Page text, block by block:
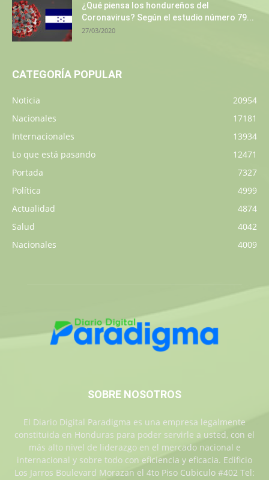
¿Qué piensa los hondureños del
Coronavirus? Según el estudio número 79...
27/03/2020
CATEGORÍA POPULAR
Noticia
20954
Nacionales
17181
Internacionales
13934
Lo que está pasando
12471
Portada
7327
Política
4999
Actualidad
4874
Salud
4042
Nacionales
4009
SOBRE NOSOTROS
El Diario Digital Paradigma es una empresa legalmente
constituida en Honduras para poder servirle a usted, con el
más alto nivel de liderazgo en el mercado nacional e
internacional y sobre todo con eficiencia y eficacia. Edificio
Los Jarros Boulevard Morazan el 4to Piso Cubiculo #402 Tel: